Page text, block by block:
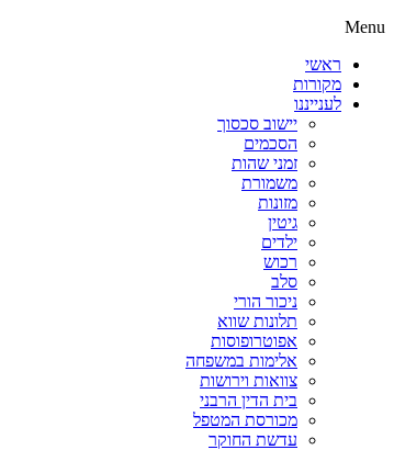
Menu
ראשי
מקורות
לענייננו
יישוב סכסוך
הסכמים
זמני שהות
משמורת
מזונות
גיטין
ילדים
רכוש
סלב
ניכור הורי
תלונות שווא
אפוטרופוסות
אלימות במשפחה
צוואות וירושות
בית הדין הרבני
מכורסת המטפל
עדשת החוקר